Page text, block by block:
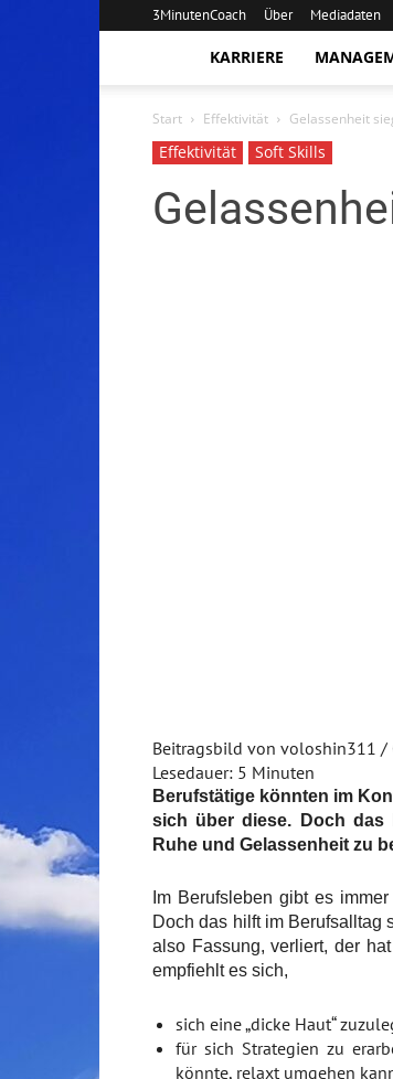
3MinutenCoach Über Mediadaten
KARRIERE
Start Effektivität Gelassenheit
Effektivität Soft Skills
Beitragsbild von voloshin311 /
Lesedauer: 5 Minuten
Berufstätige könnten im
sich über diese. Doch das
Ruhe und Gelassenheit zu
Im Berufsleben gibt es
Doch das hilft im Berufsalltag
also Fassung, verliert, der
empfiehlt es sich,
sich eine „dicke Haut“
für sich Strategien zu
könnte, relaxt umgehen